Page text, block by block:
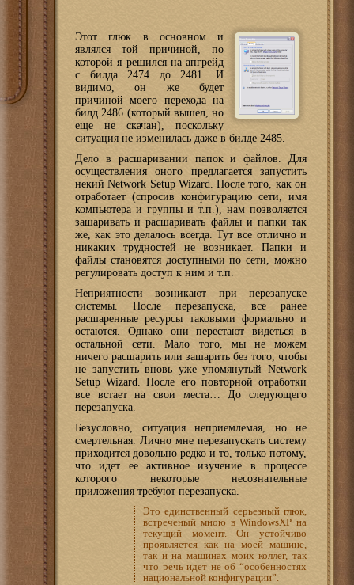
Этот глюк в основном и
являлся той причиной, по
которой я решился на апгрейд
с билда 2474 до 2481. И
видимо, он же будет
причиной моего перехода на
билд 2486 (который вышел, но
еще не скачан), поскольку
ситуация не изменилась даже в билде 2485.
Дело в расшаривании папок и файлов. Для
осуществления оного предлагается запустить
некий Network Setup Wizard. После того, как он
отработает (спросив конфигурацию сети, имя
компьютера и группы и т.п.), нам позволяется
зашаривать и расшаривать файлы и папки так
же, как это делалось всегда. Тут все отлично и
никаких трудностей не возникает. Папки и
файлы становятся доступными по сети, можно
регулировать доступ к ним и т.п.
Неприятности возникают при перезапуске
системы. После перезапуска, все ранее
расшаренные ресурсы таковыми формально и
остаются. Однако они перестают видеться в
остальной сети. Мало того, мы не можем
ничего расшарить или зашарить без того, чтобы
не запустить вновь уже упомянутый Network
Setup Wizard. После его повторной отработки
все встает на свои места… До следующего
перезапуска.
Безусловно, ситуация неприемлемая, но не
смертельная. Лично мне перезапускать систему
приходится довольно редко и то, только потому,
что идет ее активное изучение в процессе
которого некоторые несознательные
приложения требуют перезапуска.
Это единственный серьезный глюк,
встреченый мною в WindowsXP на
текущий момент. Он устойчиво
проявляется как на моей машине,
так и на машинах моих коллег, так
что речь идет не об “особенностях
национальной конфигурации”.